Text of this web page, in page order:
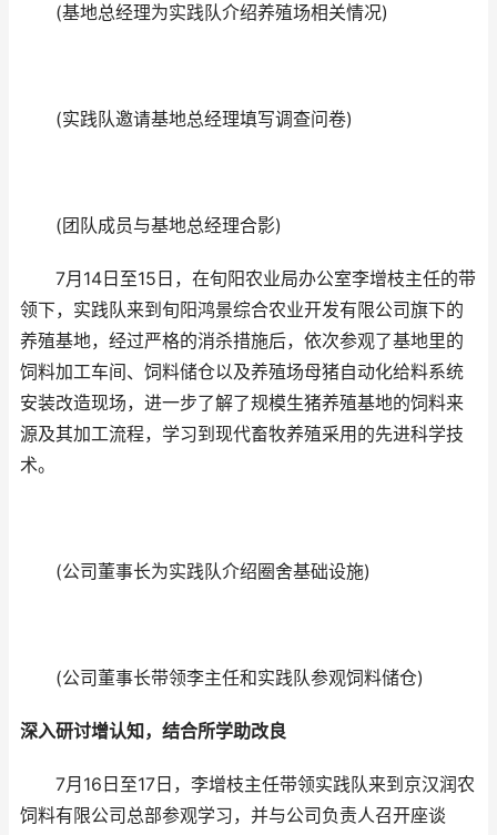
(基地总经理为实践队介绍养殖场相关情况)
(实践队邀请基地总经理填写调查问卷)
(团队成员与基地总经理合影)
7月14日至15日，在旬阳农业局办公室李增枝主任的带
领下，实践队来到旬阳鸿景综合农业开发有限公司旗下的
养殖基地，经过严格的消杀措施后，依次参观了基地里的
饲料加工车间、饲料储仓以及养殖场母猪自动化给料系统
安装改造现场，进一步了解了规模生猪养殖基地的饲料来
源及其加工流程，学习到现代畜牧养殖采用的先进科学技
术。
(公司董事长为实践队介绍圈舍基础设施)
(公司董事长带领李主任和实践队参观饲料储仓)
深入研讨增认知，结合所学助改良
7月16日至17日，李增枝主任带领实践队来到京汉润农
饲料有限公司总部参观学习，并与公司负责人召开座谈